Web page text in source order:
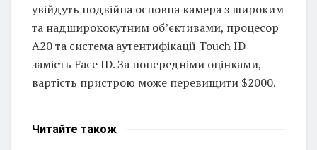
увійдуть подвійна основна камера з широким
та надширококутним об’єктивами, процесор
A20 та система аутентифікації Touch ID
замість Face ID. За попередніми оцінками,
вартість пристрою може перевищити $2000.
Читайте також